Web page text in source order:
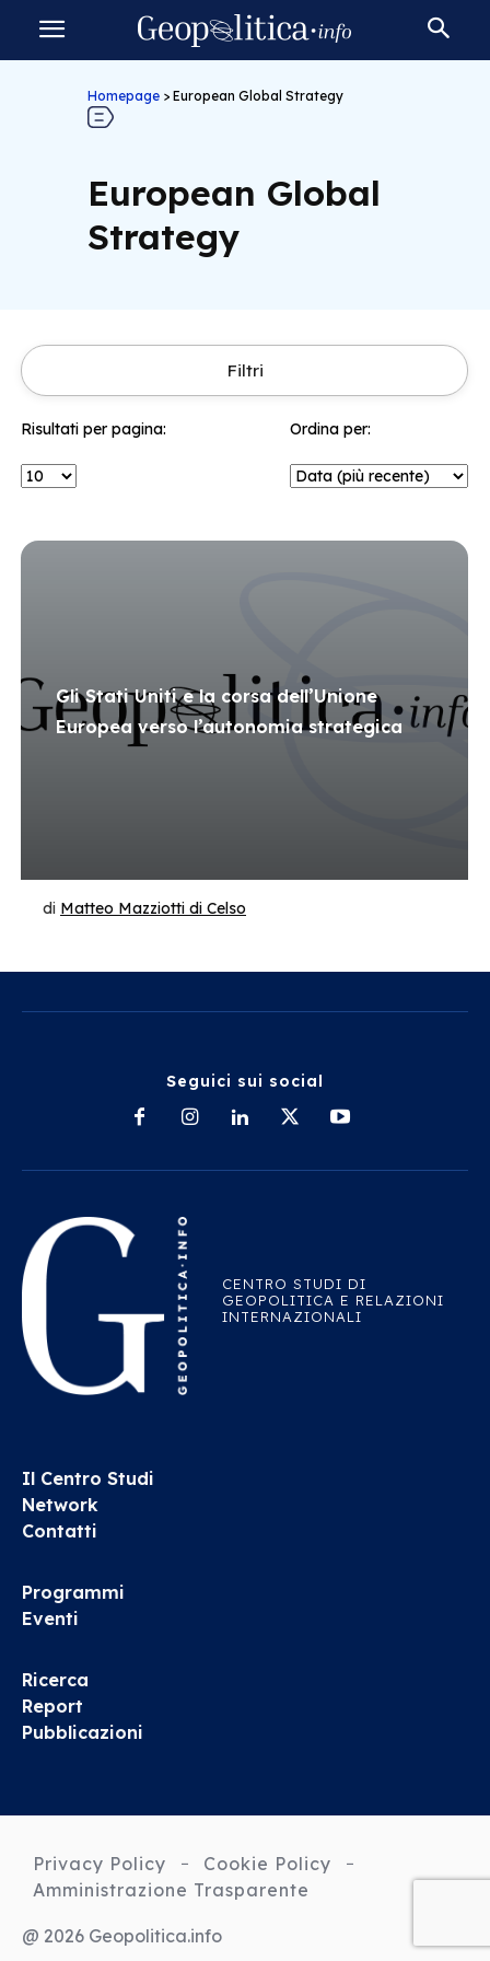
Homepage > European Global Strategy
European Global
Strategy
Filtri
Risultati per pagina: Ordina per:
Gli Stati Uniti e la corsa dell’Unione
Europea verso l’autonomia strategica
di Matteo Mazziotti di Celso
Seguici sui social
CENTRO STUDI DI
GEOPOLITICA E RELAZIONI
INTERNAZIONALI
Il Centro Studi
Network
Contatti
Programmi
Eventi
Ricerca
Report
Pubblicazioni
Privacy Policy
Cookie Policy
Amministrazione Trasparente
@ 2026 Geopolitica.info